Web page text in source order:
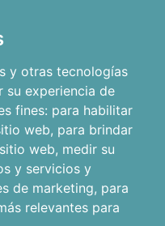
y otras tecnologías
su experiencia de
fines: para habilitar
web, para brindar
web, medir su
y servicios y
de marketing, para
relevantes para